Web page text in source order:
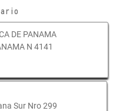
DE PANAMA
N 4141
Sur Nro 299